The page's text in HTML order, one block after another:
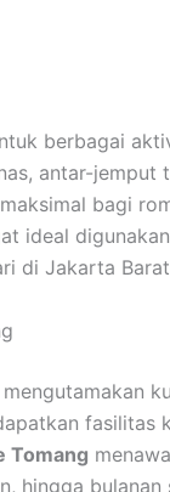
berbagai
antar-jemput
bagi
ideal
di Jakarta
fasilitas
Tomang
hingga bulanan